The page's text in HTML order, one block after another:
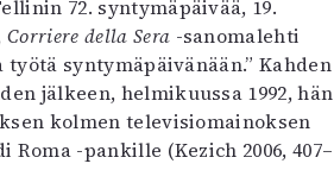
72. syntymäpäivää, 19.
Corriere della Sera -sanomalehti
syntymäpäivänään.” Kahden
jälkeen, helmikuussa 1992, hän
kolmen televisiomainoksen
Roma -pankille (Kezich 2006, 407–